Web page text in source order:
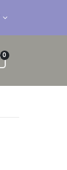
0